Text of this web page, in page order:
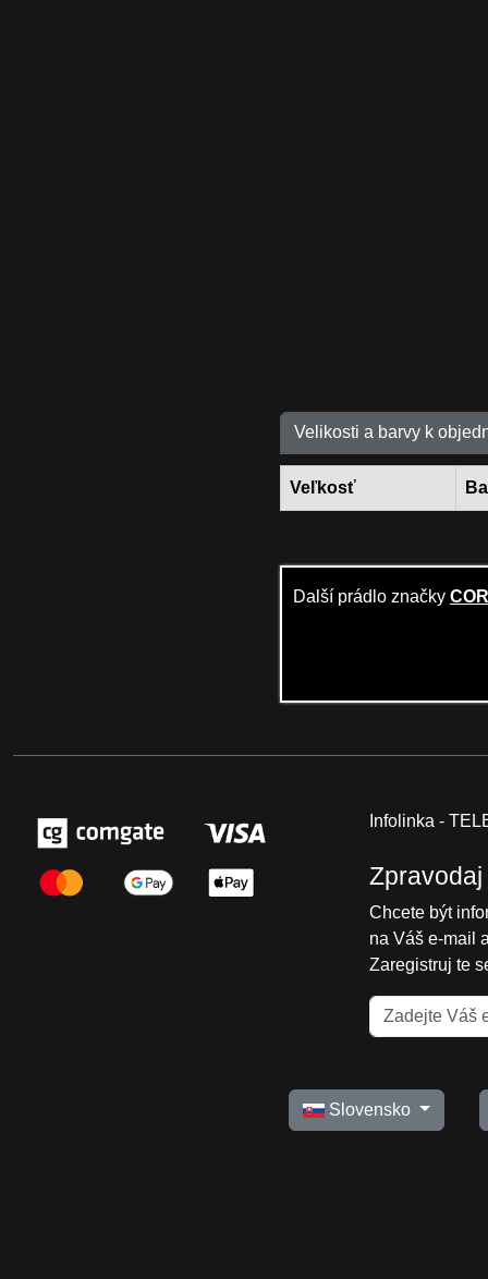
Velikosti a barvy k
Veľkosť
Další prádlo značky
Infolinka -
Zpravodaj
Chcete být
na Váš e-mail
Zaregistruj te
Slovensko